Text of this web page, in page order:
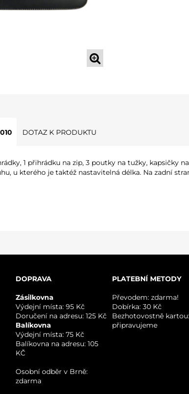
DOTAZ K PRODUKTU
1 přihrádku na zip, 3 poutky na tužky, kapsičky
u kterého je taktéž nastavitelná délka. Na zadní
DOPRAVA
Zásilkovna
Výdejní místa: 95 Kč
Doručení na adresu: 125 Kč
Balíkovna
Výdejní místa: 75 Kč
Balíkovna na adresu: 105
KČ
Osobní odběr v Brně:
zdarma
PLATEBNÍ METODY
Převodem: zdarma!
Dobírka: 30 Kč
Bezhotovostně kartou:
připravujeme